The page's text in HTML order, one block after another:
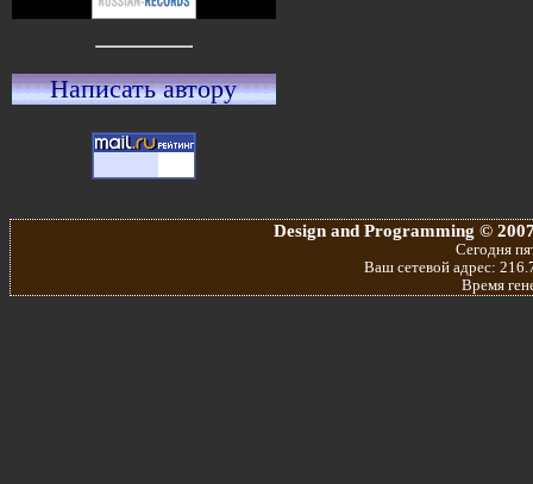
Написать автору
Design and Programming ©
Сегодня
Ваш сетевой адрес:
Время